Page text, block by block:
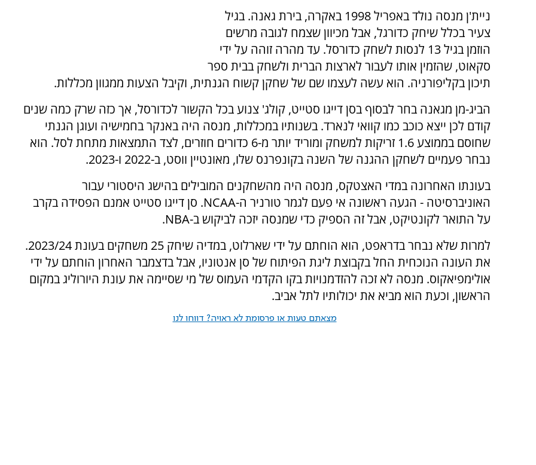
ניית'ן מנסה נולד באפריל 1998 באקרה, בירת גאנה. בגיל
צעיר בכלל שיחק כדורגל, אבל מכיוון שצמח לגובה מרשים
הוזמן בגיל 13 לנסות לשחק כדורסל. עד מהרה זוהה על ידי
סקאוט, שהזמין אותו לעבור לארצות הברית ולשחק בבית ספר
תיכון בקליפורניה. הוא עשה לעצמו שם של שחקן קשוח הגנתית, וקיבל הצעות ממגוון מכללות.
הביג-מן מגאנה בחר לבסוף בסן דייגו סטייט, קולג' צנוע בכל הקשור לכדורסל, אך כזה שרק כמה שנים
קודם לכן ייצא כוכב כמו קוואי לנארד. בשנותיו במכללות, מנסה היה באנקר בחמישיה ועוגן הגנתי
שחוסם בממוצע 1.6 זריקות למשחק ומוריד יותר מ-6 כדורים חוזרים, לצד התמצאות מתחת לסל. הוא
נבחר פעמיים לשחקן ההגנה של השנה בקונפרנס שלו, מאונטיין ווסט, ב-2022 ו-2023.
בעונתו האחרונה במדי האצטקס, מנסה היה מהשחקנים המובילים בהישג היסטורי עבור
האוניברסיטה - הגעה ראשונה אי פעם לגמר טורניר ה-NCAA. סן דייגו סטייט אמנם הפסידה בקרב
על התואר לקונטיקט, אבל זה הספיק כדי שמנסה יזכה לביקוש ב-NBA.
למרות שלא נבחר בדראפט, הוא הוחתם על ידי שארלוט, במדיה שיחק 25 משחקים בעונת 2023/24.
את העונה הנוכחית החל בקבוצת ליגת הפיתוח של סן אנטוניו, אבל בדצמבר האחרון הוחתם על ידי
אולימפיאקוס. מנסה לא זכה להזדמנויות בקו הקדמי העמוס של מי שסיימה את עונת היורוליג במקום
הראשון, וכעת הוא מביא את יכולותיו לתל אביב.
מצאתם טעות או פרסומת לא ראויה? דווחו לנו